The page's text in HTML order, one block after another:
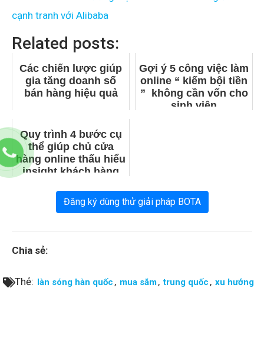
cạnh tranh với Alibaba
Related posts:
Các chiến lược giúp
gia tăng doanh số
bán hàng hiệu quả
Gợi ý 5 công việc làm
online “ kiếm bội tiền
” không cần vốn cho
sinh viên
Quy trình 4 bước cụ
thể giúp chủ cửa
hàng online thấu hiểu
insight khách hàng
Đăng ký dùng thử giải pháp BOTA
Chia sẻ:
Thẻ: làn sóng hàn quốc , mua sắm, trung quốc , xu hướng